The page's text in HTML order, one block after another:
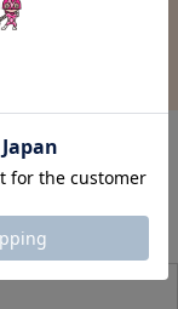
ﾑSW(銀)